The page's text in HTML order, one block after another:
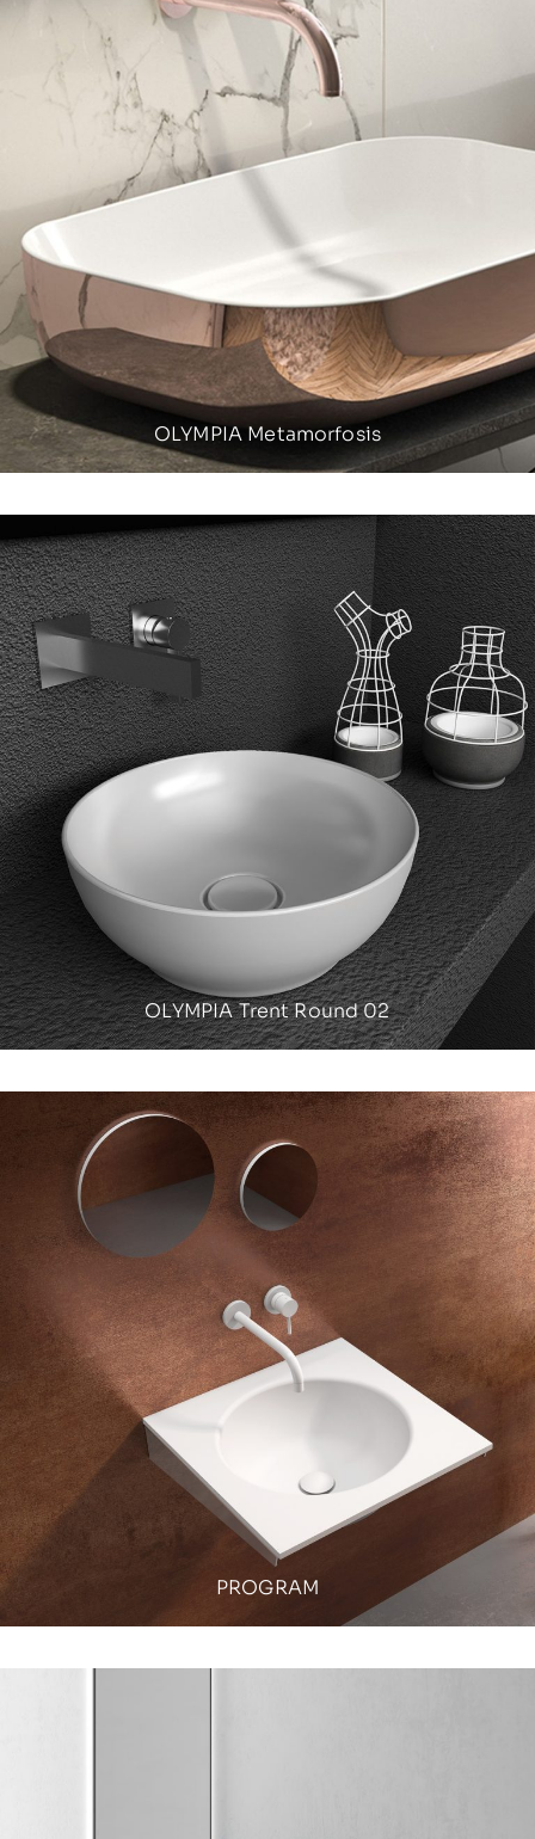
OLYMPIA Metamorfosis
OLYMPIA Trent Round 02
PROGRAM